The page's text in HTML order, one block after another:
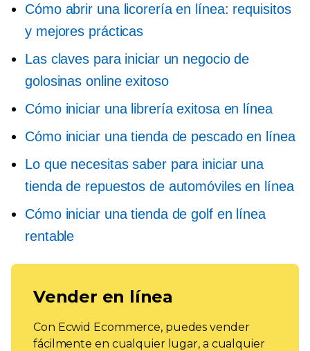
Cómo abrir una licorería en línea: requisitos
y mejores prácticas
Las claves para iniciar un negocio de
golosinas online exitoso
Cómo iniciar una librería exitosa en línea
Cómo iniciar una tienda de pescado en línea
Lo que necesitas saber para iniciar una
tienda de repuestos de automóviles en línea
Cómo iniciar una tienda de golf en línea
rentable
Vender en línea
Con Ecwid Ecommerce, puedes vender
fácilmente en cualquier lugar, a cualquier